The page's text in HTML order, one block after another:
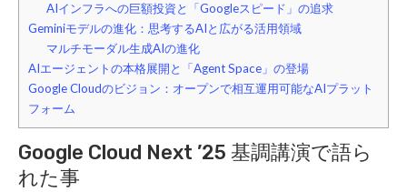
AIインフラへの巨額投資と「Googleスピード」の追求
Geminiモデルの進化：思考するAIと広がる活用領域
マルチモーダル生成AIの進化
AIエージェントの本格展開と「Agent Space」の登場
Google Cloudのビジョン：オープンで相互運用可能なAIプラット
フォーム
Google Cloud Next ’25 基調講演で語ら
れた事